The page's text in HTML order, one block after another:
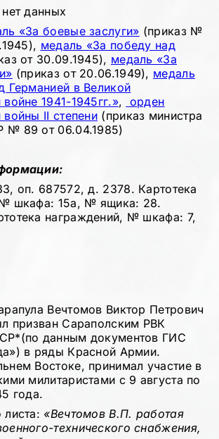
данных
«За боевые заслуги» (приказ №
медаль «За победу над
от 30.09.1945), медаль «За
(приказ от 20.06.1949), медаль
Германией в Великой
1941-1945гг.», орден
войны II степени (приказ министра
89 от 06.04.1985)
оп. 687572, д. 2378. Картотека
шкафа: 15а, № ящика: 28.
награждений, № шкафа: 7,
Вечтомов Виктор Петрович
призван Сараполским РВК
данным документов ГИС
в ряды Красной Армии.
Востоке, принимал участие в
милитаристами с 9 августа по
года.
«Вечтомов В.П. работая
технического снабжения,